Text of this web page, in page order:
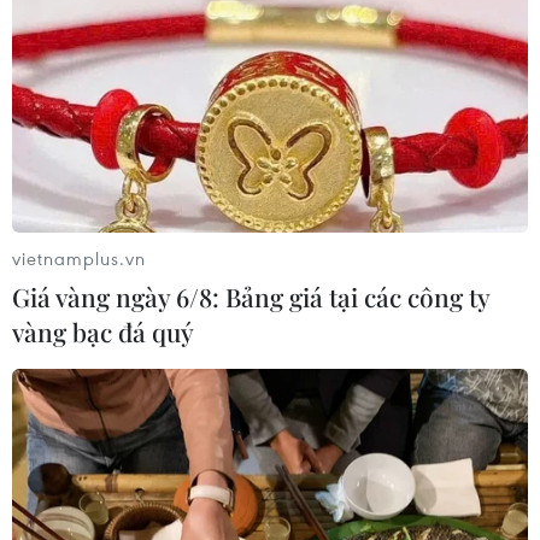
Tạm giữ hình sự đối tượng say rượu, đâm
bị thương Đại úy Công an
18/09/2021 03:02
Đại úy Nguyễn Công Tín bị đối tượng Quách Thái đâm
vào vùng cổ, sau đó được đưa đi cấp cứu kịp thời tại
Bệnh viện Quân y 121, không nguy hiểm đến tính mạng.
vietnamplus.vn
Giá vàng ngày 6/8: Bảng giá tại các công ty
vàng bạc đá quý